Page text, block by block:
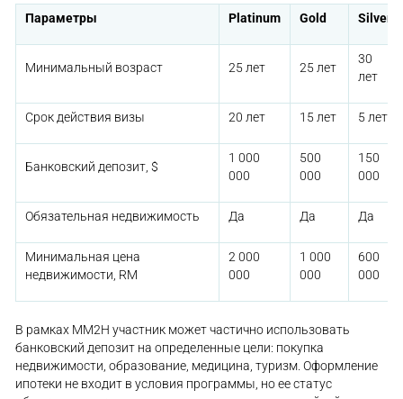
Параметры Platinum Gold Silver
Минимальный возраст 25 лет 25 лет
30
лет
Срок действия визы 20 лет 15 лет 5 лет
Банковский депозит, $
1 000
000
500
000
150
000
Обязательная недвижимость Да Да Да
Минимальная цена
недвижимости, RM
2 000
000
1 000
000
600
000
В рамках MM2H участник может частично использовать
банковский депозит на определенные цели: покупка
недвижимости, образование, медицина, туризм. Оформление
ипотеки не входит в условия программы, но ее статус